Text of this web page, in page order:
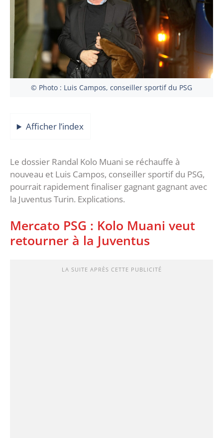
© Photo : Luis Campos, conseiller sportif du PSG
Afficher l’index
Le dossier Randal Kolo Muani se réchauffe à
nouveau et Luis Campos, conseiller sportif du PSG,
pourrait rapidement finaliser gagnant gagnant avec
la Juventus Turin. Explications.
Mercato PSG : Kolo Muani veut
retourner à la Juventus
LA SUITE APRÈS CETTE PUBLICITÉ